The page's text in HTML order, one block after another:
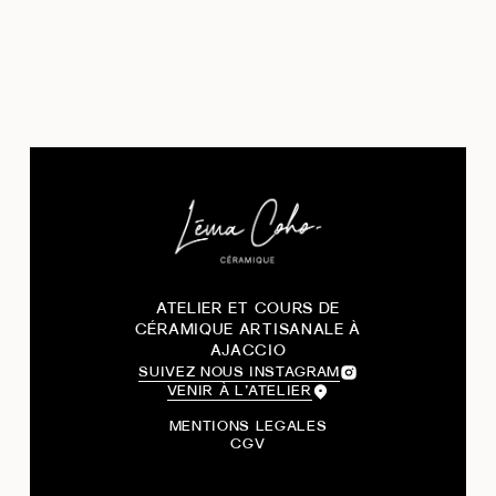
ATELIER ET COURS DE
CÉRAMIQUE ARTISANALE À
AJACCIO
SUIVEZ NOUS INSTAGRAM
VENIR À L’ATELIER
MENTIONS LEGALES
CGV